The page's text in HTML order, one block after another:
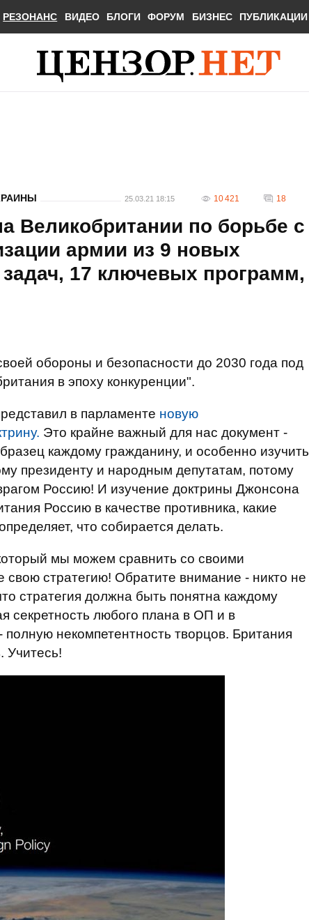
РЕЗОНАНС ВИДЕО БЛОГИ ФОРУМ БИЗНЕС ПУБЛИКАЦИИ
25.03.21 18:15 10 421 18
Великобритании по борьбе с
армии из 9 новых
17 ключевых программ,
обороны и безопасности до 2030 года под
в эпоху конкуренции".
в парламенте новую
Это крайне важный для нас документ -
каждому гражданину, и особенно изучить
президенту и народным депутатам, потому
Россию! И изучение доктрины Джонсона
Россию в качестве противника, какие
что собирается делать.
мы можем сравнить со своими
свою стратегию! Обратите внимание - никто не
стратегия должна быть понятна каждому
секретность любого плана в ОП и в
некомпетентность творцов. Британия
Учитесь!